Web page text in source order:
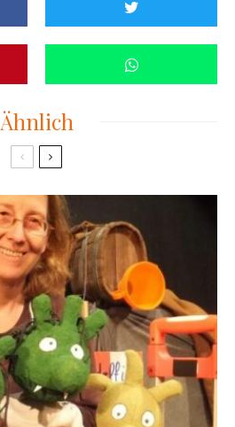
Ähnlich